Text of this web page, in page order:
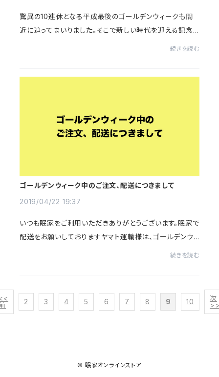
驚異の10連休となる平成最後のゴールデンウィークも間
近に迫ってまいりました。そこで新しい時代を迎える記念
続きを読む
ゴールデンウィーク中のご注文、配送につきまして
2019/04/22 19:37
いつも眠家をご利用いただきありがとうございます。眠家で
配送をお願いしておりますヤマト運輸様は、ゴールデンウィ
続きを読む
2 3 4 5 6 7 8 9 10
次
© 眠家オンラインストア